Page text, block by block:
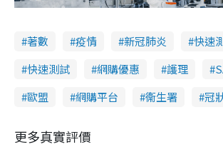
著數 疫情 新冠肺炎
快速
快速測試
網購優惠 護理
歐盟
網購平台 衞生署 冠
更多真實評價